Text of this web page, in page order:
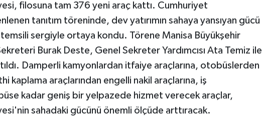
filosuna tam 376 yeni araç kattı. Cumhuriyet
tanıtım töreninde, dev yatırımın sahaya yansıyan gücü
temsili sergiyle ortaya kondu. Törene Manisa Büyükşehir
Burak Deste, Genel Sekreter Yardımcısı Ata Temiz ile
Damperli kamyonlardan itfaiye araçlarına, otobüslerden
kaplama araçlarından engelli nakil araçlarına, iş
kadar geniş bir yelpazede hizmet verecek araçlar,
sahadaki gücünü önemli ölçüde arttıracak.